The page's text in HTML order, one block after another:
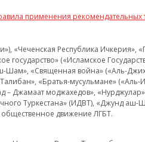
применения рекомендательных
Республика Ичкерия»,
(«Исламское
«Священная война» («Аль-
«Братья-мусульмане» («Аль-
– Джамаат моджахедов»,
Туркестана» (ИДВТ), «Джунд
движение ЛГБТ.